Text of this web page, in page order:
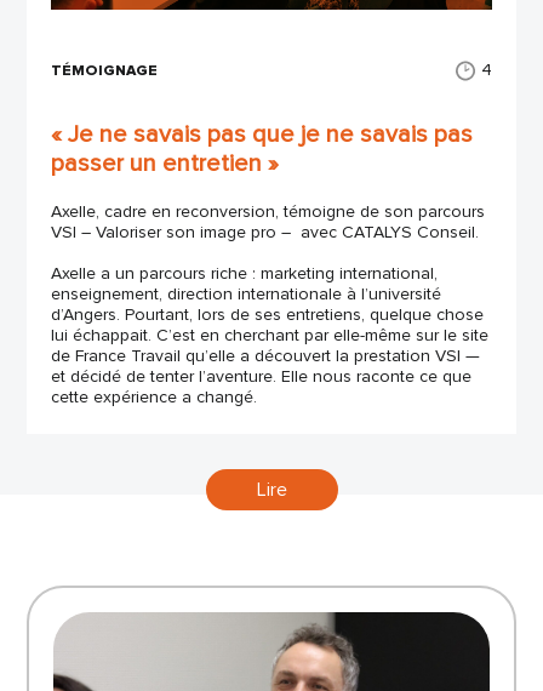
TÉMOIGNAGE 4
« Je ne savais pas que je ne savais pas
passer un entretien »
Axelle, cadre en reconversion, témoigne de son parcours
VSI – Valoriser son image pro – avec CATALYS Conseil.
Axelle a un parcours riche : marketing international,
enseignement, direction internationale à l’université
d’Angers. Pourtant, lors de ses entretiens, quelque chose
lui échappait. C’est en cherchant par elle-même sur le site
de France Travail qu’elle a découvert la prestation VSI —
et décidé de tenter l’aventure. Elle nous raconte ce que
cette expérience a changé.
Lire